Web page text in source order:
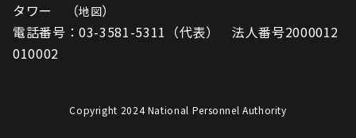
タワー （地図）
電話番号：03-3581-5311（代表） 法人番号2000012
010002
Copyright 2024 National Personnel Authority